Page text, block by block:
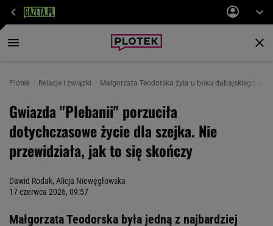
Plotek Relacje i związki Małgorzata Teodorska żyła u boku dubajskiego
Gwiazda "Plebanii" porzuciła
dotychczasowe życie dla szejka. Nie
przewidziała, jak to się skończy
Dawid Rodak, Alicja Niewęgłowska
17 czerwca 2026, 09:57
Małgorzata Teodorska była jedną z najbardziej